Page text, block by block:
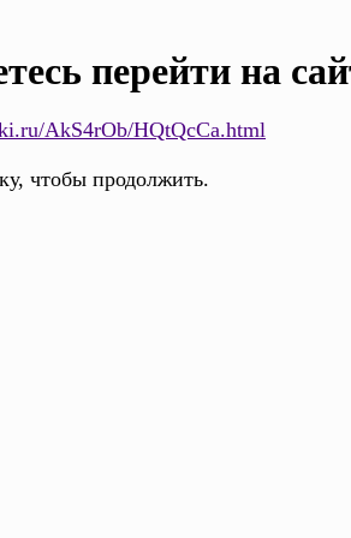
перейти на
AkS4rOb/HQtQcCa.html
чтобы продолжить.